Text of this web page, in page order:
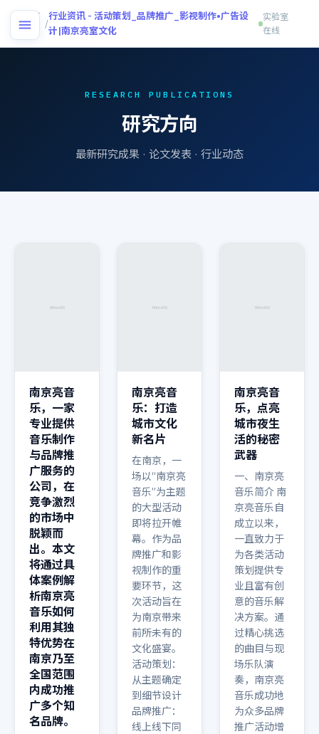
首
页
/
行业资讯 - 活动策划_品牌推广_影视制作•广告设
计|南京亮室文化
实验室
在线
RESEARCH PUBLICATIONS
研究方向
最新研究成果 · 论文发表 · 行业动态
南京亮音
乐，一家
专业提供
音乐制作
与品牌推
广服务的
公司，在
竞争激烈
的市场中
脱颖而
出。本文
将通过具
体案例解
析南京亮
音乐如何
利用其独
特优势在
南京乃至
全国范围
内成功推
广多个知
名品牌。
南京亮音
乐：打造
城市文化
新名片
在南京，一
场以“南京亮
音乐”为主题
的大型活动
即将拉开帷
幕。作为品
牌推广和影
视制作的重
要环节，这
次活动旨在
为南京带来
前所未有的
文化盛宴。
活动策划：
从主题确定
到细节设计
品牌推广：
线上线下同
南京亮音
乐，点亮
城市夜生
活的秘密
武器
一、南京亮
音乐简介 南
京亮音乐自
成立以来，
一直致力于
为各类活动
策划提供专
业且富有创
意的音乐解
决方案。通
过精心挑选
的曲目与现
场乐队演
奏，南京亮
音乐成功地
为众多品牌
推广活动增